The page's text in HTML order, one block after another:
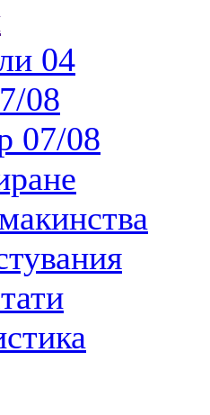
04
08
07/08